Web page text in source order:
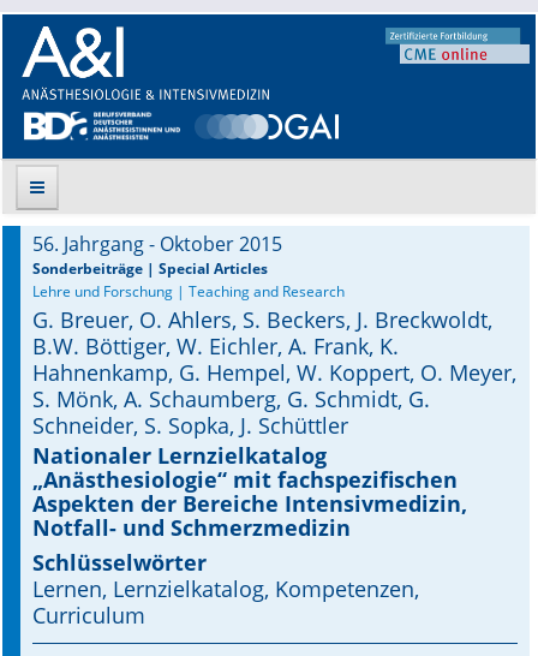
Suche
Aktuelle Ausgabe
Leitlinien
Archiv
Supplements
Supplements OrphanAnesthesia
Online First
A&I English
56. Jahrgang - Oktober 2015
Sonderbeiträge | Special Articles
Lehre und Forschung | Teaching and Research
G. Breuer, O. Ahlers, S. Beckers, J. Breckwoldt,
B.W. Böttiger, W. Eichler, A. Frank, K.
Hahnenkamp, G. Hempel, W. Koppert, O. Meyer,
S. Mönk, A. Schaumberg, G. Schmidt, G.
Schneider, S. Sopka, J. Schüttler
Nationaler Lernzielkatalog
„Anästhesiologie“ mit fachspezifischen
Aspekten der Bereiche Intensivmedizin,
Notfall- und Schmerzmedizin
Schlüsselwörter
Lernen, Lernzielkatalog, Kompetenzen,
Curriculum